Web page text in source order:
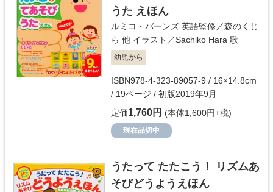
うた えほん
ルミコ・バーンズ 英語監修／森のくじ
ら 他 イラスト／Sachiko Hara 歌
幼児から
ISBN978-4-323-89057-9 / 16×14.8cm
/ 19ページ / 初版2019年9月
定価1,760円 (本体1,600円+税)
現在品切中
うたって たたこう！ リズムあ
そびどうようえほん